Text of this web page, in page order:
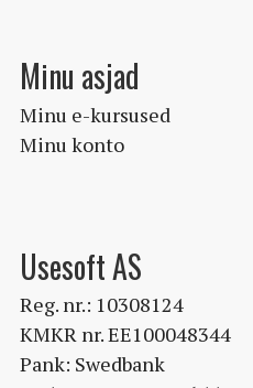
Minu asjad
Minu e-kursused
Minu konto
Usesoft AS
Reg. nr.: 10308124
KMKR nr. EE100048344
Pank: Swedbank